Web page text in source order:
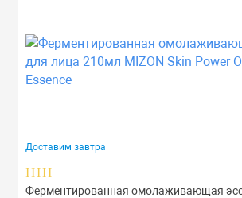
Доставим завтра
Ферментированная омолаживающая